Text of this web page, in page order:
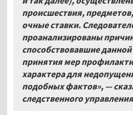
происшествия,
очные ставки.
проанализированы
способствовавшие
принятия мер
характера для
подобных фактов», —
следственного